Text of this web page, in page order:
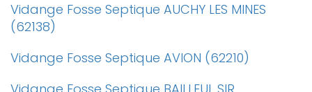
Vidange Fosse Septique AUCHY LES MINES
(62138)
Vidange Fosse Septique AVION (62210)